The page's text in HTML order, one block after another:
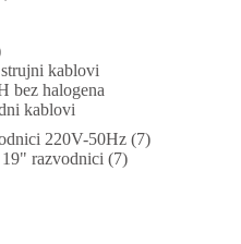
kablovi
bez halogena
kablovi
220V-50Hz (7)
razvodnici (7)